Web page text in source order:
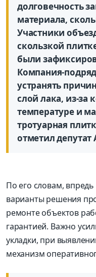
долговечность
материала,
Участники
скользкой
были
Компания-
устранять
слой лака, из-за
температуре и
тротуарная
отметил
По его словам,
варианты решения
ремонте объектов
гарантией. Важно
укладки, при
механизм